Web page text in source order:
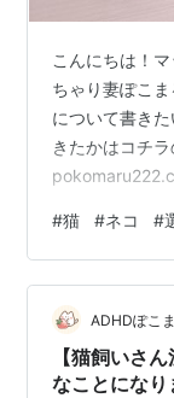
こんにちは！
ちゃり妻ぽこ
について書き
きたかはコチラ
スタイルに。
増えないので
です。 そのた
れました。 さ
すると自ら寄
オットが夜勤
#猫 #ネコ #
ADHDぽこ
【猫飼いさ
なことになり